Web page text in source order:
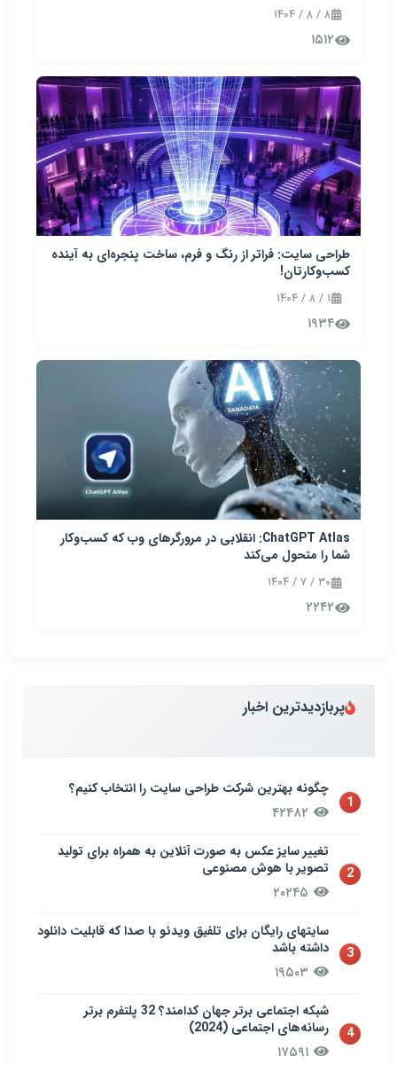
۸ / ۸ / ۱۴۰۴
۱۵۱۲
طراحی سایت: فراتر از رنگ و فرم، ساخت پنجره‌ای به آینده
کسب‌وکارتان!
۱ / ۸ / ۱۴۰۴
۱۹۳۴
ChatGPT Atlas: انقلابی در مرورگرهای وب که کسب‌وکار
شما را متحول می‌کند
۳۰ / ۷ / ۱۴۰۴
۲۲۴۲
پربازدیدترین اخبار
1
چگونه بهترین شرکت طراحی سایت را انتخاب کنیم؟
2
تغییر سایز عکس به صورت آنلاین به همراه برای تولید
تصویر با هوش مصنوعی
3
سایتهای رایگان برای تلفیق ویدئو با صدا که قابلیت دانلود
داشته باشد
4
شبکه اجتماعی برتر جهان کدامند؟ 32 پلتفرم برتر
رسانه‌های اجتماعی (2024)
۱۷۵۹۱